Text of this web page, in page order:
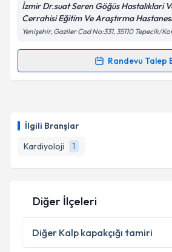
İlgili Branşlar
Kardiyoloji
1
Takvim Talebini
İzmir Dr.suat Seren Göğüs Hastalıklari
Cerrahisi Eğitim Ve Araştırma Hastanesi
Yenişehir, Gaziler Cad No:331, 35110 Tepecik/
Randevu Talep
Randevu Takvimi Talebi
takvim hazırlandığında e-posta
E-posta Adresiniz
Kişisel verilerimin
Metni
'ni okudum ve kişisel
kapsamda işlenmesini kabul
Diğer İlçeleri
Diğer Kalp kapakçığı tamiri